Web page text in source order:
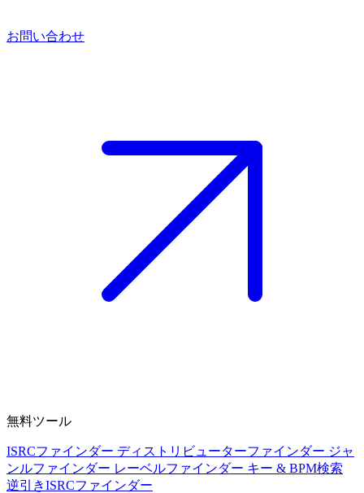
お問い合わせ
無料ツール
ISRCファインダー ディストリビューターファインダー ジャ
ンルファインダー レーベルファインダー キー & BPM検索
逆引きISRCファインダー